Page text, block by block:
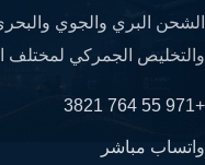
الشحن البري والجوي
والتخليص الجمركي لمختلف
+971 55 764 3821
واتساب مباشر